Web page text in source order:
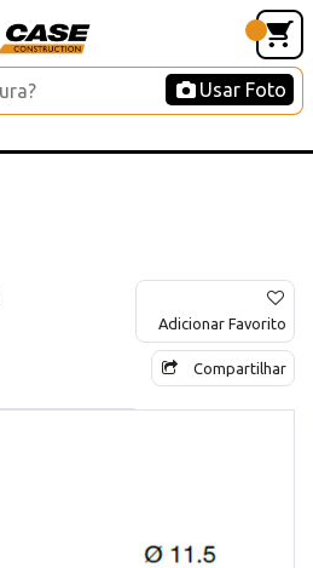
Usar Foto
Adicionar Favorito
Compartilhar